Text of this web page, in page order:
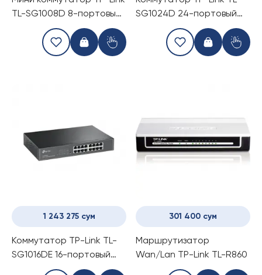
TL-SG1008D 8-портовый
SG1024D 24-портовый
1 243 275 сум
Коммутатор TP-Link TL-
SG1016DE 16-портовый
301 400 сум
Маршрутизатор
Wan/Lan TP-Link TL-R860